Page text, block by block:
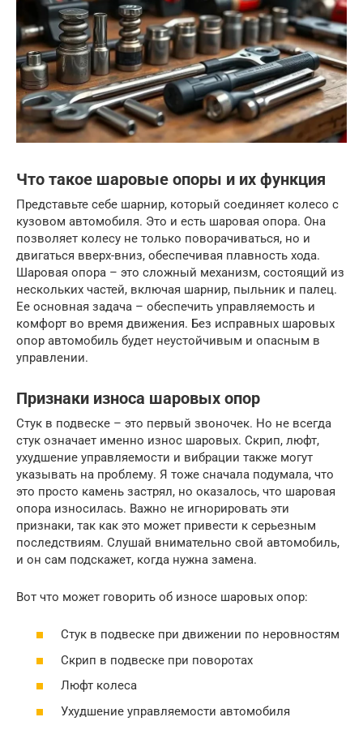
Что такое шаровые опоры и их функция
Представьте себе шарнир, который соединяет колесо с
кузовом автомобиля. Это и есть шаровая опора. Она
позволяет колесу не только поворачиваться, но и
двигаться вверх-вниз, обеспечивая плавность хода.
Шаровая опора – это сложный механизм, состоящий из
нескольких частей, включая шарнир, пыльник и палец.
Ее основная задача – обеспечить управляемость и
комфорт во время движения. Без исправных шаровых
опор автомобиль будет неустойчивым и опасным в
управлении.
Признаки износа шаровых опор
Стук в подвеске – это первый звоночек. Но не всегда
стук означает именно износ шаровых. Скрип, люфт,
ухудшение управляемости и вибрации также могут
указывать на проблему. Я тоже сначала подумала, что
это просто камень застрял, но оказалось, что шаровая
опора износилась. Важно не игнорировать эти
признаки, так как это может привести к серьезным
последствиям. Слушай внимательно свой автомобиль,
и он сам подскажет, когда нужна замена.
Вот что может говорить об износе шаровых опор:
Стук в подвеске при движении по неровностям
Скрип в подвеске при поворотах
Люфт колеса
Ухудшение управляемости автомобиля